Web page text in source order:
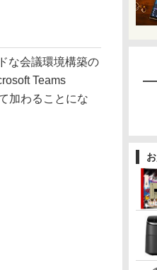
な会議環境構築の
Teams
加わることにな